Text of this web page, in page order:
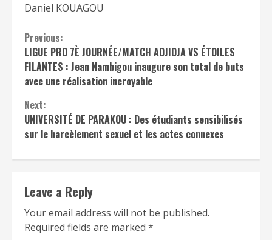
Daniel KOUAGOU
Continue
Reading
Previous:
LIGUE PRO 7È JOURNÉE/MATCH ADJIDJA VS ÉTOILES
FILANTES : Jean Nambigou inaugure son total de buts
avec une réalisation incroyable
Next:
UNIVERSITÉ DE PARAKOU : Des étudiants sensibilisés
sur le harcèlement sexuel et les actes connexes
Leave a Reply
Your email address will not be published.
Required fields are marked *